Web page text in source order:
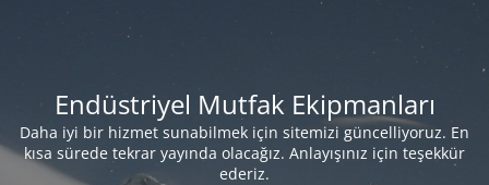
Endüstriyel Mutfak Ekipmanları
Daha iyi bir hizmet sunabilmek için sitemizi güncelliyoruz. En
kısa sürede tekrar yayında olacağız. Anlayışınız için teşekkür
ederiz.